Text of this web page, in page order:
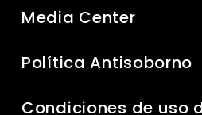
Media Center
Política Antisoborno
Condiciones de uso